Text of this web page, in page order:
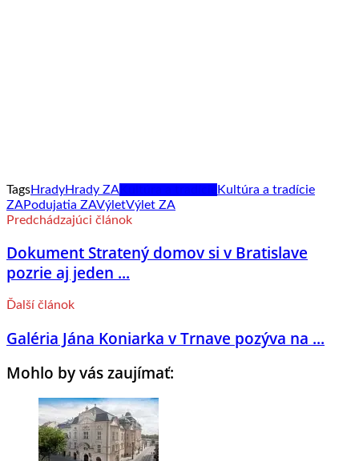
TagsHradyHrady ZA
Kultúra a tradície
ZAPodujatia ZAVýletVýlet ZA
Predchádzajúci článok
Dokument Stratený domov si v Bratislave
pozrie aj jeden ...
Ďalší článok
Galéria Jána Koniarka v Trnave pozýva na ...
Mohlo by vás zaujímať: